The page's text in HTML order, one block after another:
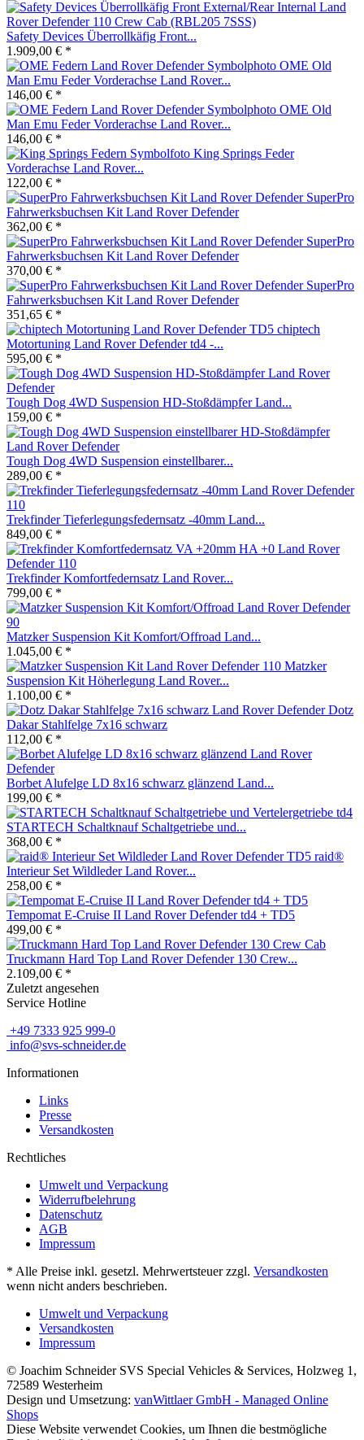
Safety Devices Überrollkäfig Front...
1.909,00 € *
OME Old
Man Emu Feder Vorderachse Land Rover...
146,00 € *
OME Old
Man Emu Feder Vorderachse Land Rover...
146,00 € *
King Springs Feder
Vorderachse Land Rover...
122,00 € *
SuperPro
Fahrwerksbuchsen Kit Land Rover Defender
362,00 € *
SuperPro
Fahrwerksbuchsen Kit Land Rover Defender
370,00 € *
SuperPro
Fahrwerksbuchsen Kit Land Rover Defender
351,65 € *
chiptech
Motortuning Land Rover Defender td4 -...
595,00 € *
Tough Dog 4WD Suspension HD-Stoßdämpfer Land...
159,00 € *
Tough Dog 4WD Suspension einstellbarer...
289,00 € *
Trekfinder Tieferlegungsfedernsatz -40mm Land...
849,00 € *
Trekfinder Komfortfedernsatz Land Rover...
799,00 € *
Matzker Suspension Kit Komfort/Offroad Land...
1.045,00 € *
Matzker
Suspension Kit Höherlegung Land Rover...
1.100,00 € *
Dotz
Dakar Stahlfelge 7x16 schwarz
112,00 € *
Borbet Alufelge LD 8x16 schwarz glänzend Land...
199,00 € *
STARTECH Schaltknauf Schaltgetriebe und...
368,00 € *
raid®
Interieur Set Wildleder Land Rover...
258,00 € *
Tempomat E-Cruise II Land Rover Defender td4 + TD5
499,00 € *
Truckmann Hard Top Land Rover Defender 130 Crew...
2.109,00 € *
Zuletzt angesehen
Service Hotline
+49 7333 925 999-0
info@svs-schneider.de
Informationen
Links
Presse
Versandkosten
Rechtliches
Umwelt und Verpackung
Widerrufbelehrung
Datenschutz
AGB
Impressum
* Alle Preise inkl. gesetzl. Mehrwertsteuer zzgl. Versandkosten
wenn nicht anders beschrieben.
Umwelt und Verpackung
Versandkosten
Impressum
© Joachim Schneider SVS Special Vehicles & Services, Holzweg 1,
72589 Westerheim
Design und Umsetzung: vanWittlaer GmbH - Managed Online
Shops
Diese Website verwendet Cookies, um Ihnen die bestmögliche